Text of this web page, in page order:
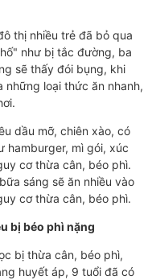
thị nhiều trẻ đã bỏ qua
như bị tắc đường, ba
sẽ thấy đói bụng, khi
những loại thức ăn nhanh,
dầu mỡ, chiên xào, có
hamburger, mì gói, xúc
cơ thừa cân, béo phì.
sáng sẽ ăn nhiều vào
cơ thừa cân, béo phì.
bị béo phì nặng
bị thừa cân, béo phì,
huyết áp, 9 tuổi đã có